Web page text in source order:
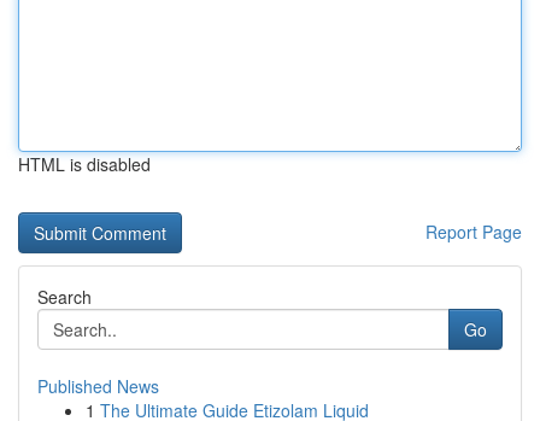
HTML is disabled
Report Page
Search
Go
Published News
1 The Ultimate Guide Etizolam Liquid